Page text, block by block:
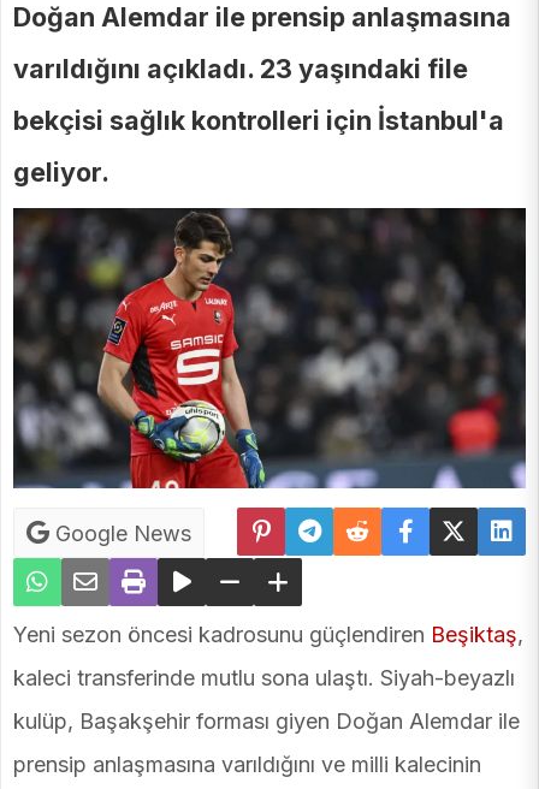
Doğan Alemdar ile prensip anlaşmasına
varıldığını açıkladı. 23 yaşındaki file
bekçisi sağlık kontrolleri için İstanbul'a
geliyor.
Google News
Yeni sezon öncesi kadrosunu güçlendiren Beşiktaş,
kaleci transferinde mutlu sona ulaştı. Siyah-beyazlı
kulüp, Başakşehir forması giyen Doğan Alemdar ile
prensip anlaşmasına varıldığını ve milli kalecinin